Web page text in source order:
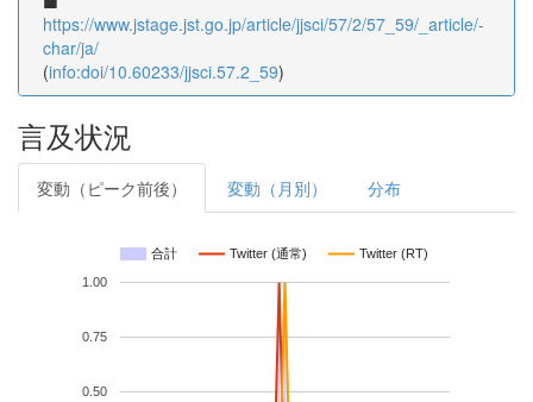
https://www.jstage.jst.go.jp/article/jjsci/57/2/57_59/_article/-
char/ja/
(info:doi/10.60233/jjsci.57.2_59)
言及状況
変動（ピーク前後） 変動（月別） 分布
合計 Twitter (通常) Twitter (RT)
0.50
0.75
1.00